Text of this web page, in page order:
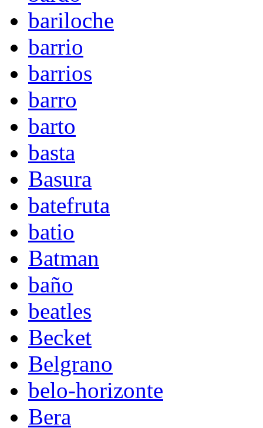
bariloche
barrio
barrios
barro
barto
basta
Basura
batefruta
batio
Batman
baño
beatles
Becket
Belgrano
belo-horizonte
Bera